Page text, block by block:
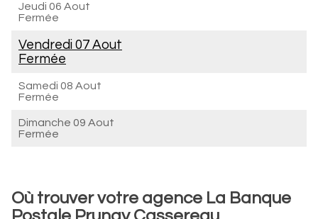
Jeudi 06 Aout
Fermée
Vendredi 07 Aout
Fermée
Samedi 08 Aout
Fermée
Dimanche 09 Aout
Fermée
Où trouver votre agence La Banque